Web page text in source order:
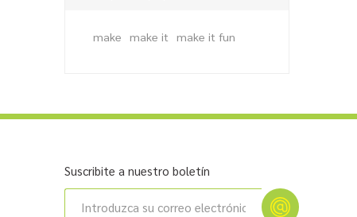
make make it make it fun
Suscribite a nuestro boletín